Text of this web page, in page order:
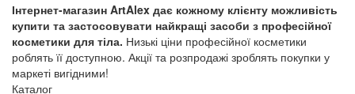
Інтернет-магазин ArtAlex дає кожному клієнту можливість
купити та застосовувати найкращі засоби з професійної
косметики для тіла. Низькі ціни професійної косметики
роблять її доступною. Акції та розпродажі зроблять покупки у
маркеті вигідними!
Каталог